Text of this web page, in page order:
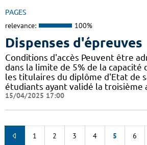
PAGES
relevance: 100%
Dispenses d'épreuves
Conditions d'accès Peuvent être
dans la limite de 5% de la capacité
les titulaires du diplôme d'Etat de
étudiants ayant validé la troisième
15/04/2025 17:00
1 2 3 4 5 6